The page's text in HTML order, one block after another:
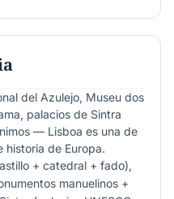
del Azulejo, Museu dos
palacios de Sintra
— Lisboa es una de
historia de Europa.
+ catedral + fado),
manuelinos +